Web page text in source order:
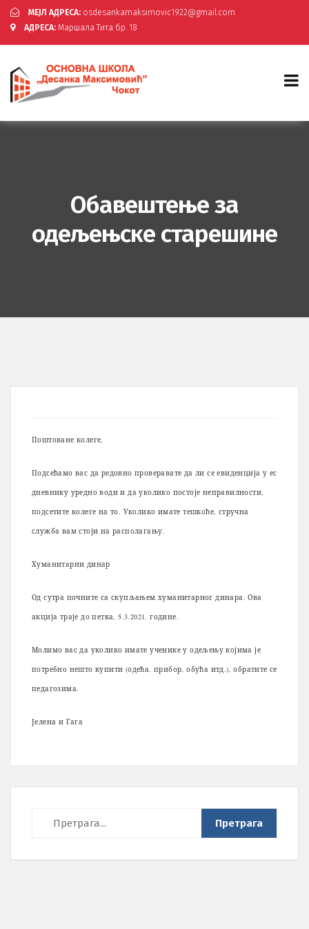
МЕЈЛ АДРЕСА: osdesankamaksimovic1922@gmail.com
АДРЕСА: Маршала Тита бр. 18
Обавештење за
одељењске старешине
Поштоване колеге,
Подсећамо вас да редовно проверавате да ли се евиденција у ес
дневнику уредно води и да уколико постоје неправилности,
подсетите колеге на то. Уколико имате тешкоће, стручна
служба вам стоји на располагању.
Хуманитарни динар
Од сутра почните са скупљањем хуманитарног динара. Ова
акција траје до петка, 5.3.2021. године.
Молимо вас да уколико имате ученике у одељењу којима је
потребно нешто купити (одећа, прибор, обућа итд.), обратите се
педагозима.
Јелена и Гага